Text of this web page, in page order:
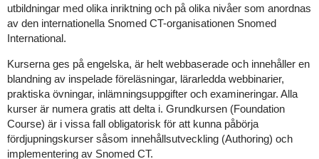
utbildningar med olika inriktning och på olika nivåer som anordnas
av den internationella Snomed CT-organisationen Snomed
International.
Kurserna ges på engelska, är helt webbaserade och innehåller en
blandning av inspelade föreläsningar, lärarledda webbinarier,
praktiska övningar, inlämningsuppgifter och examineringar. Alla
kurser är numera gratis att delta i. Grundkursen (Foundation
Course) är i vissa fall obligatorisk för att kunna påbörja
fördjupningskurser såsom innehållsutveckling (Authoring) och
implementering av Snomed CT.